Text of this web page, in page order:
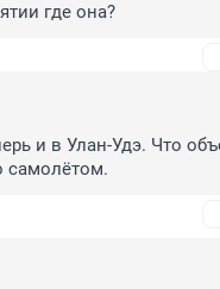
где она?
и в Улан-Удэ. Что
самолётом.